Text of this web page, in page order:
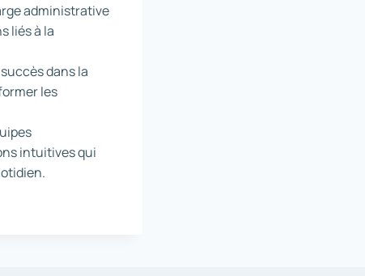
administrative
liés à la
dans la
les
intuitives qui